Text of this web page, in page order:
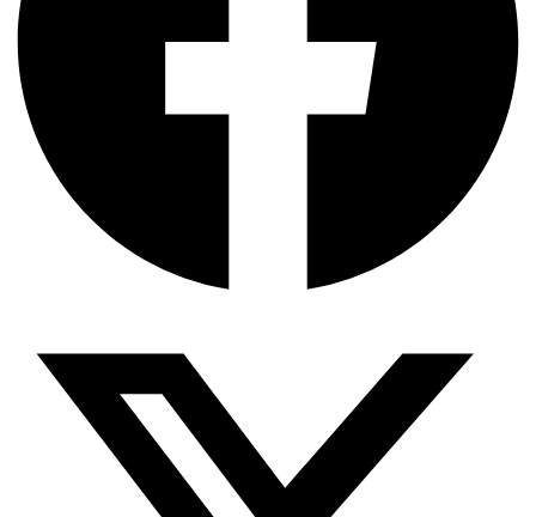
আন্তর্জাতিক অপরাধ ট্রাইব্যুনালে শাপলা চত্বর…
রেড ইন্ডিয়ান’ থেকে ‘নেটিভ আমেরিকান’:…
রাজপথ থেকে ডিজিটাল স্পেস: ‘ককরোচ…
কান্দাহার থেকে কাবুল: তালেবানের তিন…